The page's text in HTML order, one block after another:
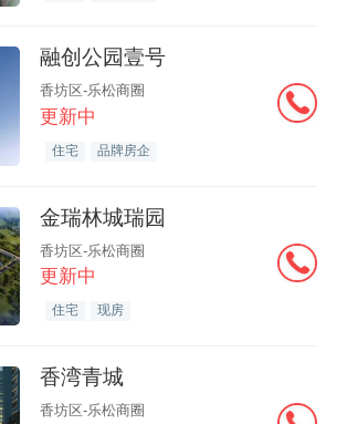
融创公园壹号
香坊区-乐松商圈
更新中
住宅 品牌房企
金瑞林城瑞园
香坊区-乐松商圈
更新中
住宅 现房
香湾青城
香坊区-乐松商圈